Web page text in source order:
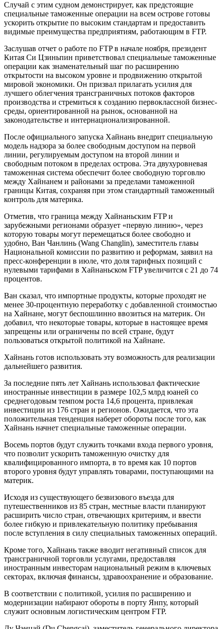
Случай с этим судном демонстрирует, как предстоящие
специальные таможенные операции на всем острове готовы
ускорить открытие по высоким стандартам и предоставить
видимые преимущества предприятиям, работающим в FTP.
Заслушав отчет о работе по FTP в начале ноября, президент
Китая Си Цзиньпин приветствовал специальные таможенные
операции как знаменательный шаг по расширению
открытости на высоком уровне и продвижению открытой
мировой экономики. Он призвал прилагать усилия для
лучшего облегчения трансграничных потоков факторов
производства и стремиться к созданию первоклассной бизнес-
среды, ориентированной на рынок, основанной на
законодательстве и интернационализированной.
После официального запуска Хайнань внедрит специальную
модель надзора за более свободным доступом на первой
линии, регулируемым доступом на второй линии и
свободным потоком в пределах острова. Эта двухуровневая
таможенная система обеспечит более свободную торговлю
между Хайнанем и районами за пределами таможенной
границы Китая, сохраняя при этом стандартный таможенный
контроль для материка.
Отметив, что граница между Хайнаньским FTP и
зарубежными регионами образует «первую линию», через
которую товары могут перемещаться более свободно и
удобно, Ван Чанлинь (Wang Changlin), заместитель главы
Национальной комиссии по развитию и реформам, заявил на
пресс-конференции в июле, что доля тарифных позиций с
нулевыми тарифами в Хайнаньском FTP увеличится с 21 до 74
процентов.
Ван сказал, что импортные продукты, которые проходят не
менее 30-процентную переработку с добавленной стоимостью
на Хайнане, могут беспошлинно ввозиться на материк. Он
добавил, что некоторые товары, которые в настоящее время
запрещены или ограничены по всей стране, будут
пользоваться открытой политикой на Хайнане.
Хайнань готов использовать эту возможность для реализации
дальнейшего развития.
За последние пять лет Хайнань использовал фактические
иностранные инвестиции в размере 102,5 млрд юаней со
среднегодовым темпом роста 14,6 процента, привлекая
инвестиции из 176 стран и регионов. Ожидается, что эта
положительная тенденция наберет обороты после того, как
Хайнань начнет специальные таможенные операции.
Восемь портов будут служить точками входа первого уровня,
что позволит ускорить таможенную очистку для
квалифицированного импорта, в то время как 10 портов
второго уровня будут управлять товарами, поступающими на
материк.
Исходя из существующего безвизового въезда для
путешественников из 85 стран, местные власти планируют
расширить число стран, отвечающих критериям, и ввести
более гибкую и привлекательную политику пребывания
после вступления в силу специальных таможенных операций.
Кроме того, Хайнань также вводит негативный список для
трансграничной торговли услугами, предоставляя
иностранным инвесторам национальный режим в ключевых
секторах, включая финансы, здравоохранение и образование.
В соответствии с политикой, усилия по расширению и
модернизации набирают обороты в порту Янпу, который
служит основным логистическим центром FTP.